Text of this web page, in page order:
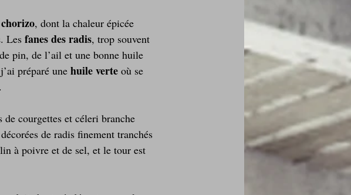
ou végétarien i Love Tomate !
, dont la chaleur épicée
Les fanes des radis, trop souvent
pin, de l’ail et une bonne huile
préparé une huile verte où se
courgettes et céleri branche
de radis finement tranchés
à poivre et de sel, et le tour est